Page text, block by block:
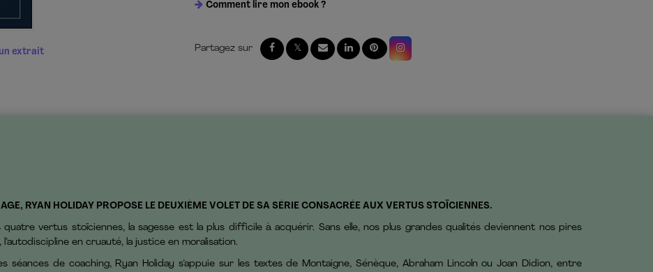
extrait
Comment lire mon ebook ?
RYAN HOLIDAY PROPOSE LE DEUXIÈME VOLET DE SA SÉRIE CONSACRÉE AUX VERTUS STOÏCIENNES.
vertus stoïciennes, la sagesse est la plus difficile à acquérir. Sans elle, nos plus grandes qualités deviennent nos pires
en cruauté, la justice en moralisation.
de coaching, Ryan Holiday s’appuie sur les textes de Montaigne, Sénèque, Abraham Lincoln ou Joan Didion, entre